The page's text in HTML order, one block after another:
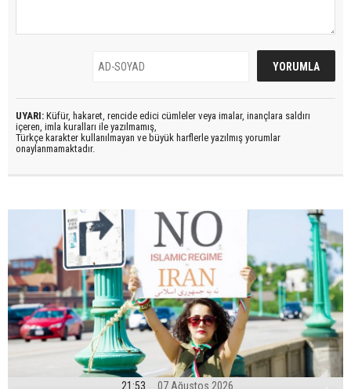
UYARI: Küfür, hakaret, rencide edici cümleler veya imalar, inançlara saldırı
içeren, imla kuralları ile yazılmamış,
Türkçe karakter kullanılmayan ve büyük harflerle yazılmış yorumlar
onaylanmamaktadır.
21:53 07 Ağustos 2026